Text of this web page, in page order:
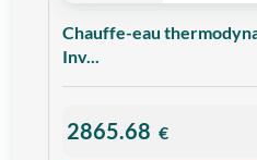
Chauffe-eau
Inv...
2865.68 €